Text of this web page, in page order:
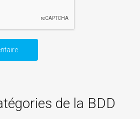
de la BDD